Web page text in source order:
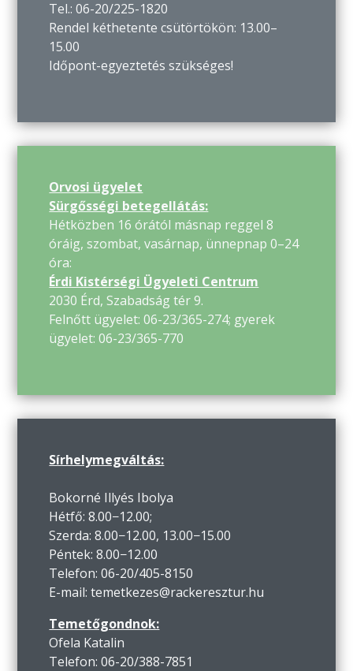
Tel.: 06-20/225-1820
Rendel kéthetente csütörtökön: 13.00–
15.00
Időpont-egyeztetés szükséges!
Orvosi ügyelet
Sürgősségi betegellátás:
Hétközben 16 órától másnap reggel 8
óráig, szombat, vasárnap, ünnepnap 0–24
óra:
Érdi Kistérségi Ügyeleti Centrum
2030 Érd, Szabadság tér 9.
Felnőtt ügyelet: 06-23/365-274; gyerek
ügyelet: 06-23/365-770
Sírhelymegváltás:
Bokorné Illyés Ibolya
Hétfő: 8.00−12.00;
Szerda: 8.00−12.00, 13.00−15.00
Péntek: 8.00−12.00
Telefon: 06-20/405-8150
E-mail: temetkezes@rackeresztur.hu
Temetőgondnok:
Ofela Katalin
Telefon: 06-20/388-7851